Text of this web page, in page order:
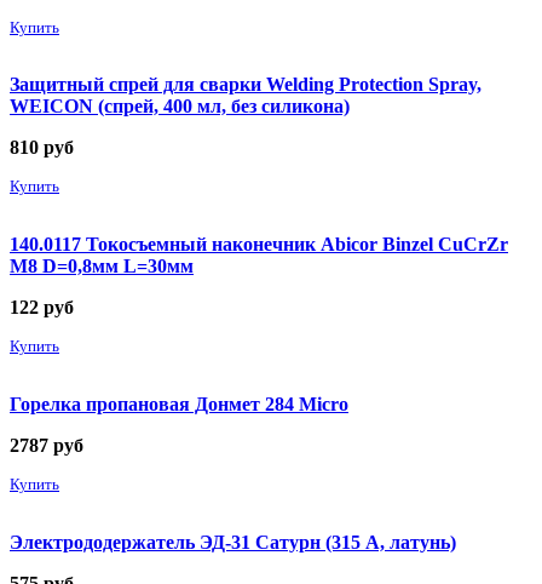
Купить
Защитный спрей для сварки Welding Protection Spray,
WEICON (спрей, 400 мл, без силикона)
810 руб
Купить
140.0117 Токосъемный наконечник Abicor Binzel CuCrZr
М8 D=0,8мм L=30мм
122 руб
Купить
Горелка пропановая Донмет 284 Micro
2787 руб
Купить
Электрододержатель ЭД-31 Сатурн (315 А, латунь)